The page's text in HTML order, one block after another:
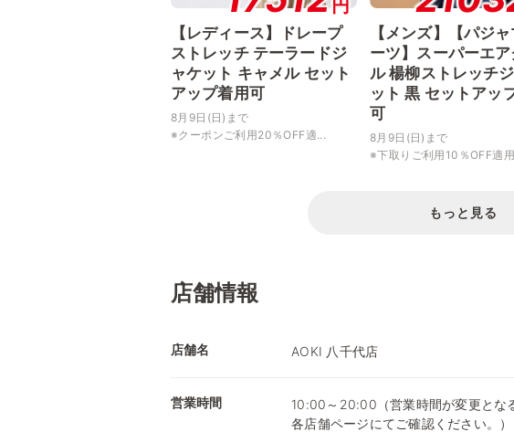
円
【レディース】ドレープ
ストレッチ テーラードジ
ャケット キャメル セット
アップ着用可
8月9日(日)まで
※クーポンご利用20％OFF適...
【メンズ】【パジ
ーツ】スーパーエア
ル 楊柳ストレッチ
ット 黒 セットアッ
可
8月9日(日)まで
※下取りご利用10％OFF適
もっと見る
店舗情報
店舗名 AOKI 八千代店
営業時間
10:00～20:00（営業時間が変更とな
各店舗ページにてご確認ください。）